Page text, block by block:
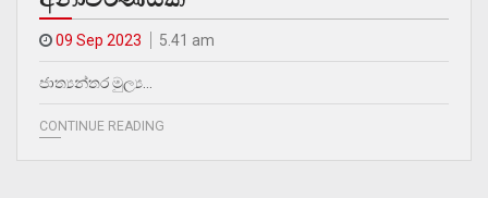
09 Sep 2023 5.41 am
ජාත්‍යන්තර මුල්‍ය…
CONTINUE READING